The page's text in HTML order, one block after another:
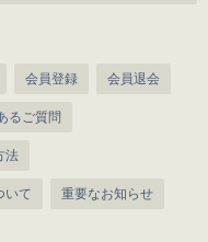
会員登録 会員退会
るご質問
法
いて 重要なお知らせ